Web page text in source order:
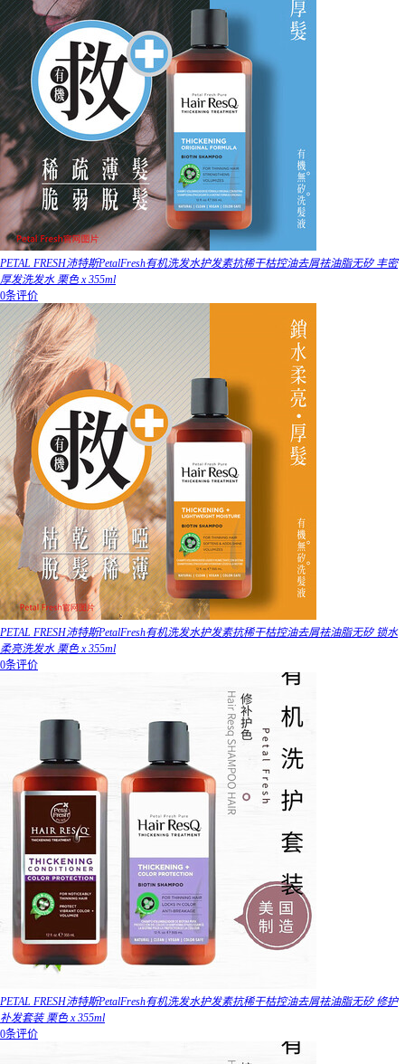
PETAL FRESH沛特斯PetalFresh有机洗发水护发素抗稀干枯控油去屑祛油脂无矽 丰密
厚发洗发水 栗色 x 355ml
0条评价
PETAL FRESH沛特斯PetalFresh有机洗发水护发素抗稀干枯控油去屑祛油脂无矽 锁水
柔亮洗发水 栗色 x 355ml
0条评价
PETAL FRESH沛特斯PetalFresh有机洗发水护发素抗稀干枯控油去屑祛油脂无矽 修护
补发套装 栗色 x 355ml
0条评价